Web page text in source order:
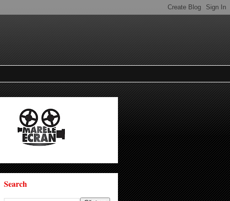
Search